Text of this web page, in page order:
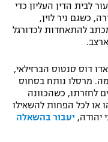
לבית הדין העליון כדי
כשגם ניר לוין,
להתאחדות לכדורגל
דוס סנטוס הברזילאי,
מרסלו נותח בסחוס
לחזרתו, כשהכוונה
או לכל הפחות להשאילו
יהודה, יעבור בהשאלה